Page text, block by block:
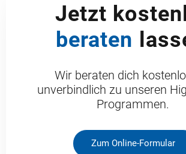
Jetzt
beraten
Wir beraten dich
unverbindlich zu unseren
Programmen.
Zum Online-Formular